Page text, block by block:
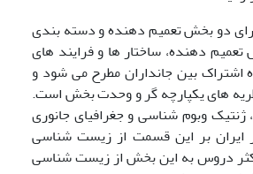
دو بخش تعمیم دهنده و دسته بندی
دهنده، ساختار ها و فرایند های
بین جانداران مطرح می شود و
های یکپارچه گر و وحدت بخش است.
ژنتیک وبوم شناسی و جغرافیای جانوری
ایران بر این قسمت از زیست شناسی
دروس به این بخش از زیست شناسی